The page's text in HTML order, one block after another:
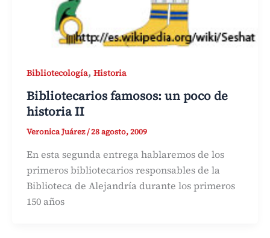
Bibliotecología, Historia
Bibliotecarios famosos: un poco de
historia II
Veronica Juárez/28 agosto, 2009
En esta segunda entrega hablaremos de los
primeros bibliotecarios responsables de la
Biblioteca de Alejandría durante los primeros
150 años